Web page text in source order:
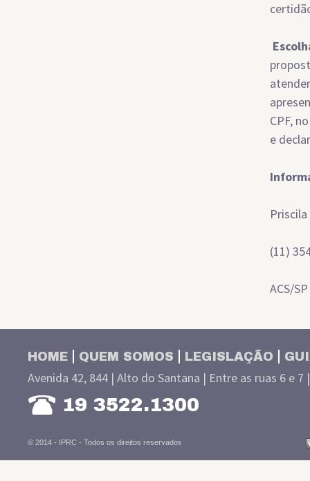
CPF,
e
(11)
ACS/SP
HOME QUEM SOMOS LEGISLAÇÃO
Avenida 42, 844 | Alto do Santana | Entre as ruas 6 e 7
19 3522.1300
© 2014 - IPRC - Todos os direitos reservados